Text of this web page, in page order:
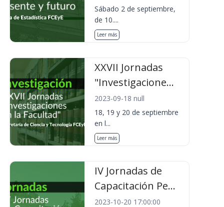
Sábado 2 de septiembre,
de 10....
Leer más
XXVII Jornadas
"Investigacione...
2023-09-18 null
18, 19 y 20 de septiembre
en l...
Leer más
IV Jornadas de
Capacitación Pe...
2023-10-20 17:00:00